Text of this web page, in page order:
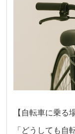
【自転車に乗る
「どうしても